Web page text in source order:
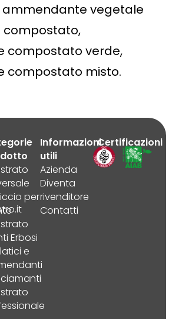
ammendante vegetale
compostato,
compostato verde,
compostato misto.
per
Erbosi
e
Informazioni
utili
Azienda
Diventa
rivenditore
Contatti
Certificazioni